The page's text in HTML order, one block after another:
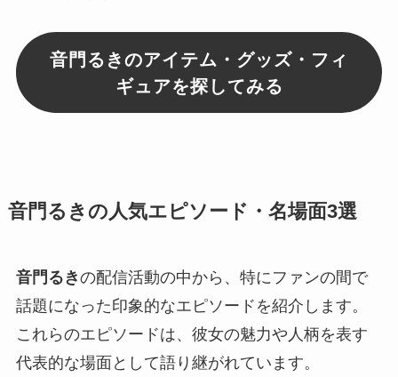
音門るきのアイテム・グッズ・フィ
ギュアを探してみる
音門るきの人気エピソード・名場面3選
音門るきの配信活動の中から、特にファンの間で
話題になった印象的なエピソードを紹介します。
これらのエピソードは、彼女の魅力や人柄を表す
代表的な場面として語り継がれています。